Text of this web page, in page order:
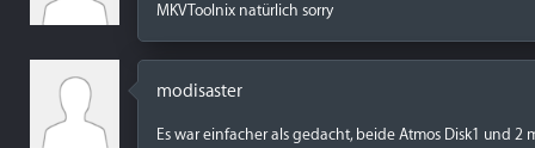
MKVToolnix natürlich sorry
modisaster
Es war einfacher als gedacht, beide Atmos Disk1 und